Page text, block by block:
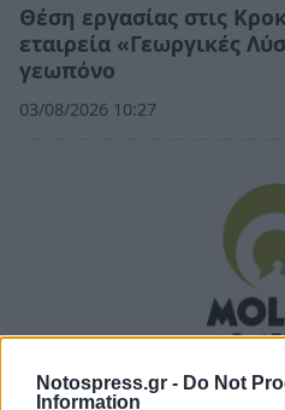
Notospress.gr - Do Not
Information
Θέση εργασίας στις
εταιρεία «Γεωργικές
γεωπόνο
03/08/2026 10:27